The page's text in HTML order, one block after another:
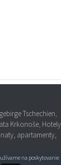
Tschechien
Krkonoše, Hotely
apartamenty,
na poskytovanie